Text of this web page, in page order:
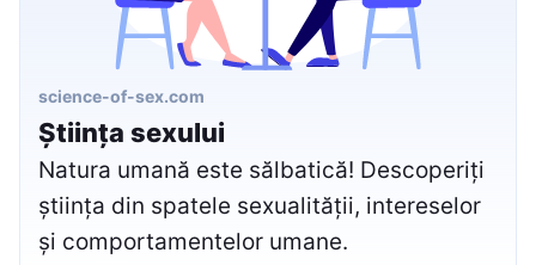
science-of-sex.com
Știința sexului
Natura umană este sălbatică! Descoperiți
știința din spatele sexualității, intereselor
și comportamentelor umane.